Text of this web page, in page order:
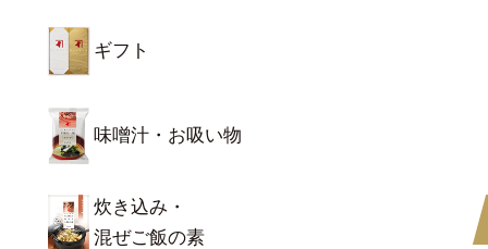
ギフト
味噌汁・お吸い物
炊き込み・
混ぜご飯の素